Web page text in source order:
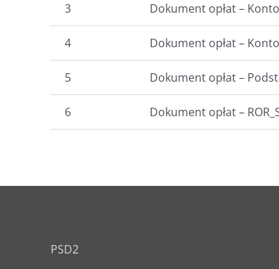
3 Dokument opłat –
4 Dokument opłat –
5 Dokument opłat –
6 Dokument opłat –
PSD2